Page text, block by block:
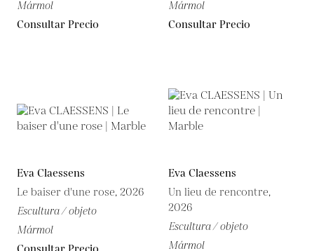
Mármol
Consultar Precio
Mármol
Consultar Precio
Eva Claessens
Le baiser d'une rose, 2026
Escultura / objeto
Mármol
Eva Claessens
Un lieu de rencontre,
2026
Escultura / objeto
Mármol